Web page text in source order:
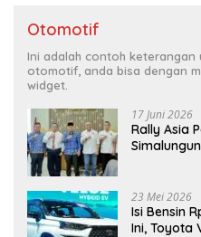
Otomotif
Ini adalah contoh
otomotif, anda bisa dengan
widget.
17 Juni 2026
Rally Asia
23 Mei 2026
Isi Bensin
Ini, Toyota